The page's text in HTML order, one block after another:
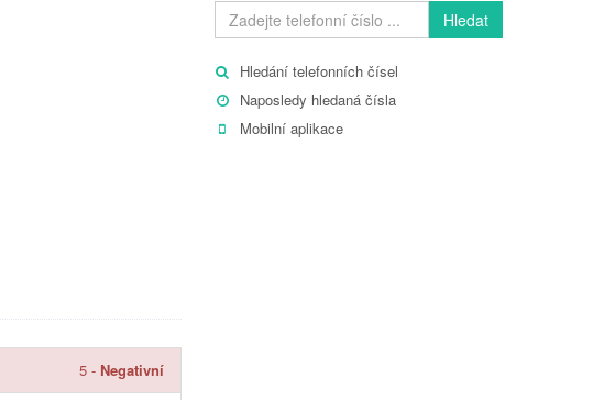
5- Negativní
Hledat
Hledání telefonních čísel
Naposledy hledaná čísla
Mobilní aplikace